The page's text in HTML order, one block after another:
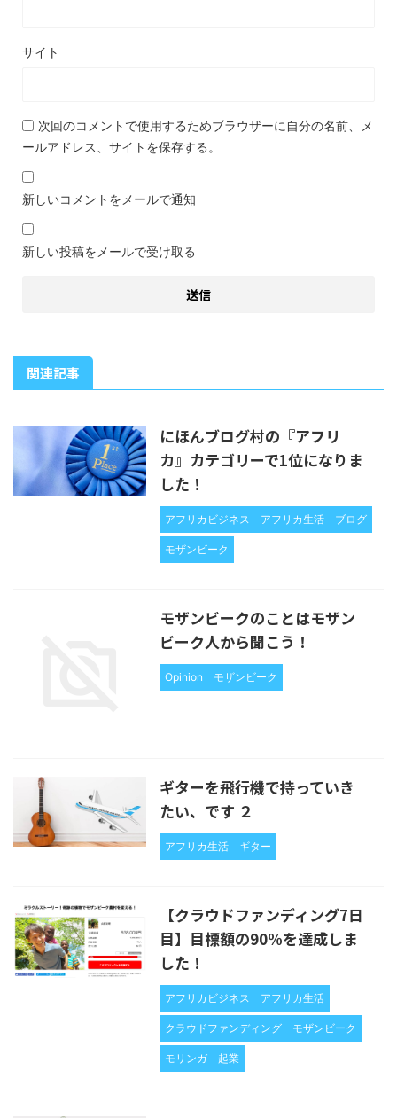
サイト
次回のコメントで使用するためブラウザーに自分の名前、メ
ールアドレス、サイトを保存する。
新しいコメントをメールで通知
新しい投稿をメールで受け取る
関連記事
にほんブログ村の『アフリ
カ』カテゴリーで1位になりま
した！
アフリカビジネス アフリカ生活 ブログ
モザンビーク
モザンビークのことはモザン
ビーク人から聞こう！
Opinion モザンビーク
ギターを飛行機で持っていき
たい、です ２
アフリカ生活 ギター
【クラウドファンディング7日
目】目標額の90%を達成しま
した！
アフリカビジネス アフリカ生活
クラウドファンディング モザンビーク
モリンガ 起業